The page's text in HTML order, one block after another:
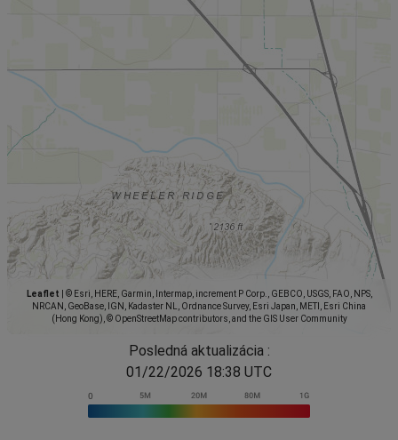
Leaflet
© Esri, HERE, Garmin, Intermap, increment P Corp., GEBCO, USGS, FAO, NPS,
NRCAN, GeoBase, IGN, Kadaster NL, Ordnance Survey, Esri Japan, METI, Esri China
(Hong Kong), © OpenStreetMap contributors, and the GIS User Community
Posledná aktualizácia :
01/22/2026 18:38 UTC